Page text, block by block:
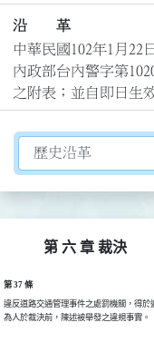
沿 革
中華民國102年1月22
內政部台內警字第
之附表；並自即日生
切換選擇法規資訊內容
第 六 章 裁決
第 37 條
違反道路交通管理事件之處罰機關，得
為人於裁決前，陳述被舉發之違規事實。